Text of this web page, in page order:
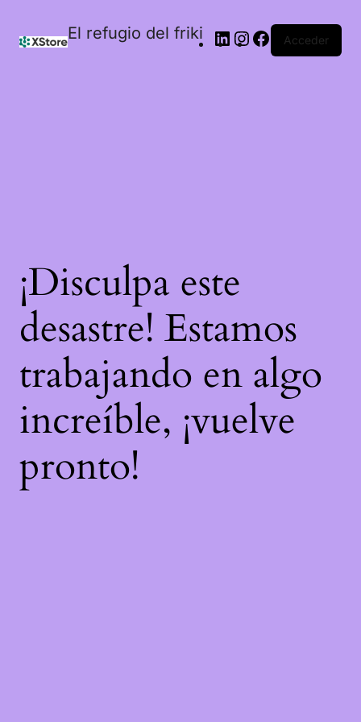
El refugio del friki Acceder
¡Disculpa este
desastre! Estamos
trabajando en algo
increíble, ¡vuelve
pronto!